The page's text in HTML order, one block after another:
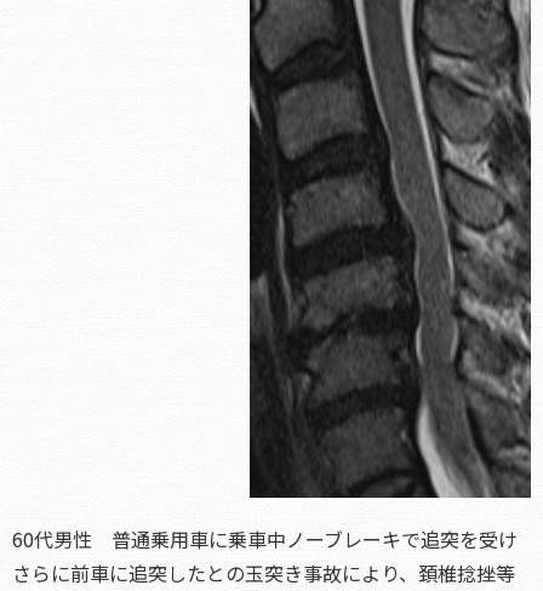
60代男性 普通乗用車に乗車中ノーブレーキで追突を受け
さらに前車に追突したとの玉突き事故により、頚椎捻挫等